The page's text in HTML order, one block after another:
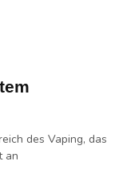
des Vaping, das
an